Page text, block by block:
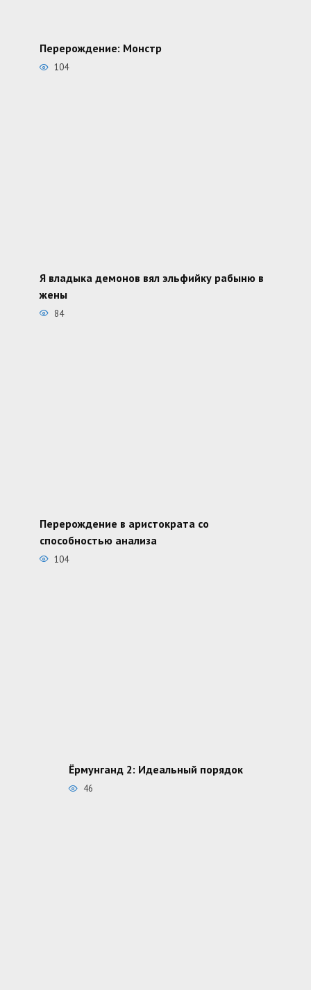
Перерождение: Монстр
104
Я владыка демонов вял эльфийку рабыню в
жены
84
Перерождение в аристократа со
способностью анализа
104
Ёрмунганд 2: Идеальный порядок
46